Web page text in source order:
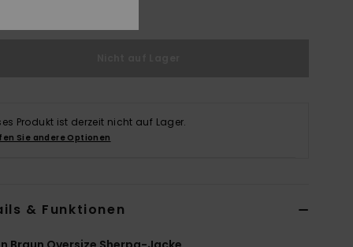
Produkt ist derzeit nicht auf Lager.
Sie andere Optionen
& Funktionen